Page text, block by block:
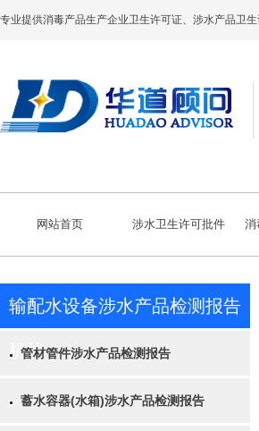
专业提供消毒产品生产企业卫生许可证、涉水产品卫
网站首页 涉水卫生许可批件 消
输配水设备涉水产品检测报告
机构
管材管件涉水产品检测报告
蓄水容器(水箱)涉水产品检测报告